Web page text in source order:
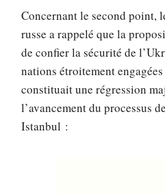
Concernant le second point,
russe a rappelé que la
de confier la sécurité de
nations étroitement
constituait une régression
l’avancement du processus
Istanbul :